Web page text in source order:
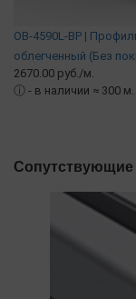
OB-4590L-BP |
облегченный (Без
2670.00 руб./м.
ⓘ - в наличии ≈ 300 м.